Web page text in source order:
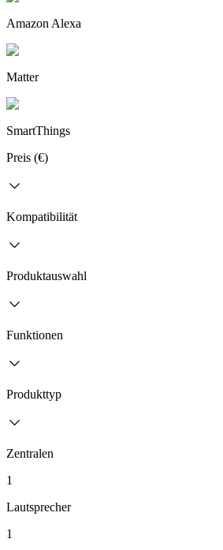
Amazon Alexa
Matter
SmartThings
Preis (€)
Kompatibilität
Produktauswahl
Funktionen
Produkttyp
Zentralen
1
Lautsprecher
1